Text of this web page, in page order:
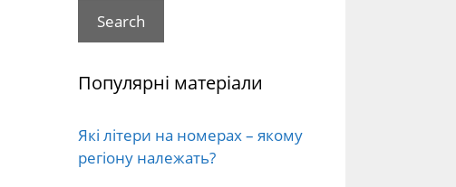
Популярні матеріали
Які літери на номерах – якому
регіону належать?